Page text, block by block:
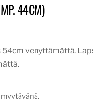
44CM)
venyttämättä.